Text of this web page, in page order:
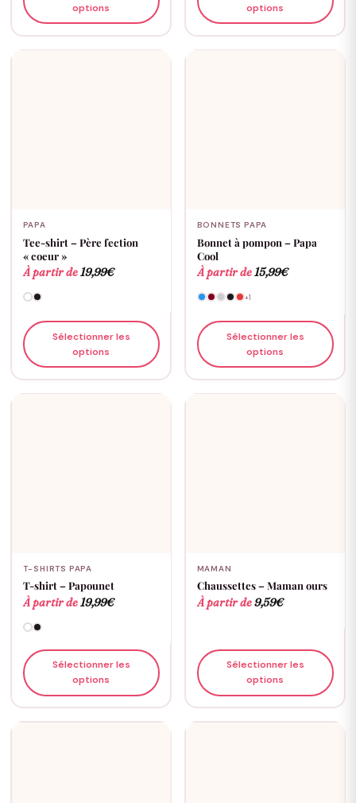
options
options
PAPA
Tee-shirt – Père fection
« coeur »
À partir de19,99€
Sélectionner les
options
BONNETS PAPA
Bonnet à pompon – Papa
Cool
À partir de15,99€
+1
Sélectionner les
options
T-SHIRTS PAPA
T-shirt – Papounet
À partir de 19,99€
Sélectionner les
options
MAMAN
Chaussettes – Maman ours
À partir de9,59€
Sélectionner les
options